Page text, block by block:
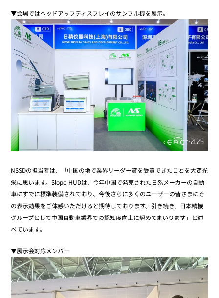
▼会場ではヘッドアップディスプレイのサンプル機を展示。
NSSDの担当者は、「中国の地で業界リーダー賞を受賞できたことを大変光
栄に思います。Slope-HUDは、今年中国で発売された日系メーカーの自動
車にすでに標準装備されており、今後さらに多くのユーザーの皆さまにそ
の表示効果をご体感いただけると期待しております。引き続き、日本精機
グループとして中国自動車業界での認知度向上に努めてまいります」と述
べています。
▼展示会対応メンバー